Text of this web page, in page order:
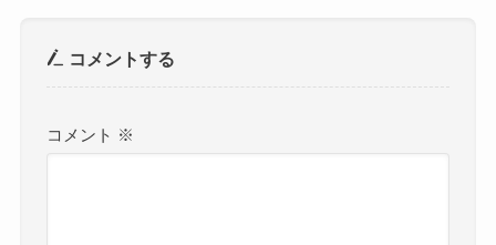
コメントする
コメント ※